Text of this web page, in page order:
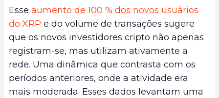
Esse aumento de 100 % dos novos usuários
do XRP e do volume de transações sugere
que os novos investidores cripto não apenas
registram-se, mas utilizam ativamente a
rede. Uma dinâmica que contrasta com os
períodos anteriores, onde a atividade era
mais moderada. Esses dados levantam uma